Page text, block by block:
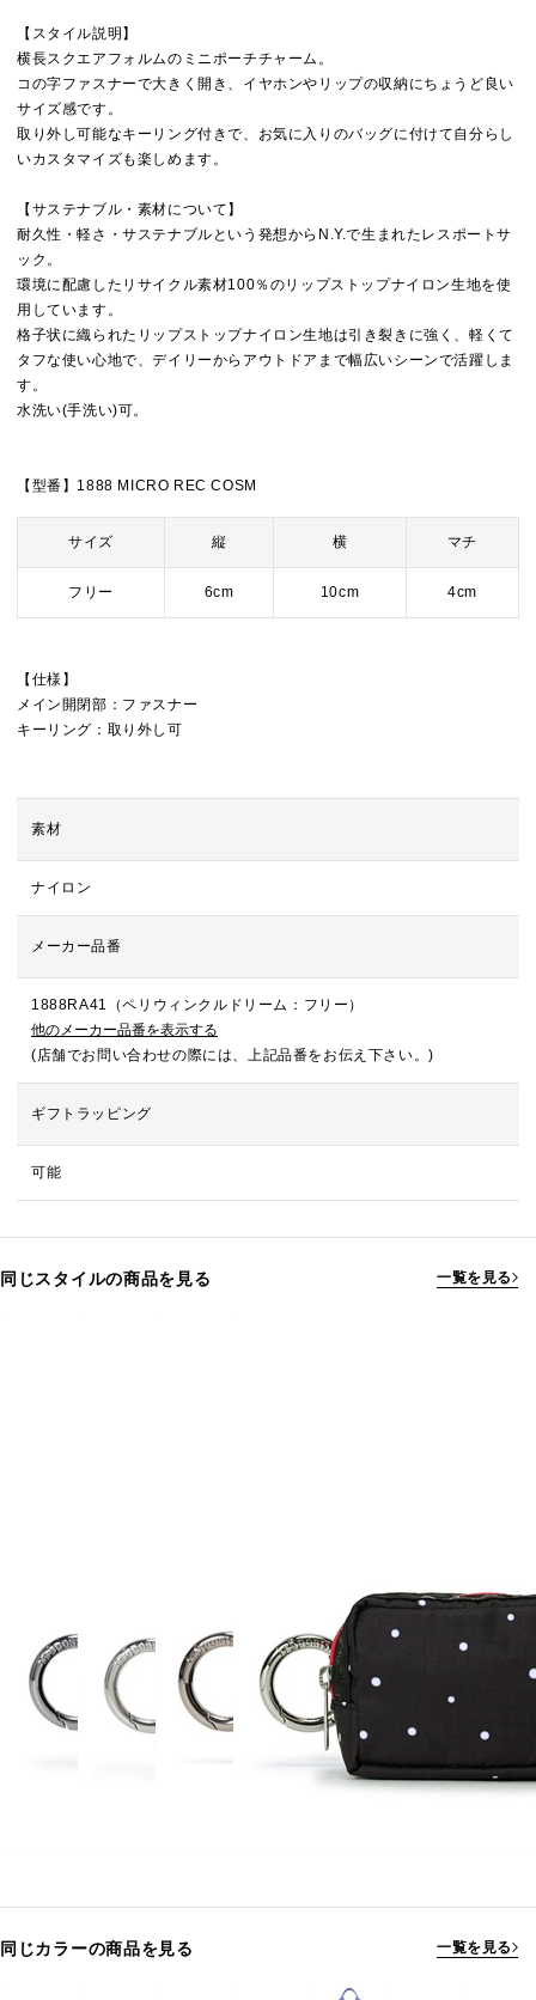
【スタイル説明】
横長スクエアフォルムのミニポーチチャーム。
コの字ファスナーで大きく開き、イヤホンやリップの収納にちょうど良い
サイズ感です。
取り外し可能なキーリング付きで、お気に入りのバッグに付けて自分らし
いカスタマイズも楽しめます。
【サステナブル・素材について】
耐久性・軽さ・サステナブルという発想からN.Y.で生まれたレスポートサ
ック。
環境に配慮したリサイクル素材100％のリップストップナイロン生地を使
用しています。
格子状に織られたリップストップナイロン生地は引き裂きに強く、軽くて
タフな使い心地で、デイリーからアウトドアまで幅広いシーンで活躍しま
す。
水洗い(手洗い)可。
【型番】1888 MICRO REC COSM
サイズ 縦 横 マチ
フリー 6cm 10cm 4cm
【仕様】
メイン開閉部：ファスナー
キーリング：取り外し可
素材
ナイロン
メーカー品番
1888RA41（ペリウィンクルドリーム：フリー）
他のメーカー品番を表示する
(店舗でお問い合わせの際には、上記品番をお伝え下さい。)
ギフトラッピング
可能
同じスタイルの商品を見る 一覧を見る
同じカラーの商品を見る 一覧を見る